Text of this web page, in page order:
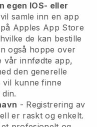
egen IOS- eller
samle inn en app
Apples App Store
de kan bestille
også hoppe over
vår innfødte app,
den generelle
vil kunne finne
- Registrering av
er raskt og enkelt.